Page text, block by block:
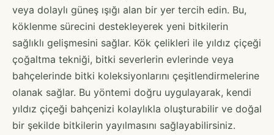
veya dolaylı güneş ışığı alan bir yer tercih edin. Bu,
köklenme sürecini destekleyerek yeni bitkilerin
sağlıklı gelişmesini sağlar. Kök çelikleri ile yıldız çiçeği
çoğaltma tekniği, bitki severlerin evlerinde veya
bahçelerinde bitki koleksiyonlarını çeşitlendirmelerine
olanak sağlar. Bu yöntemi doğru uygulayarak, kendi
yıldız çiçeği bahçenizi kolaylıkla oluşturabilir ve doğal
bir şekilde bitkilerin yayılmasını sağlayabilirsiniz.